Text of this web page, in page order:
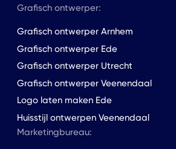
Grafisch ontwerper:
Grafisch ontwerper Arnhem
Grafisch ontwerper Ede
Grafisch ontwerper Utrecht
Grafisch ontwerper Veenendaal
Logo laten maken Ede
Huisstijl ontwerpen Veenendaal
Marketingbureau: